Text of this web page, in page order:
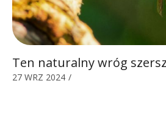
Ten naturalny wróg
27 WRZ 2024 /